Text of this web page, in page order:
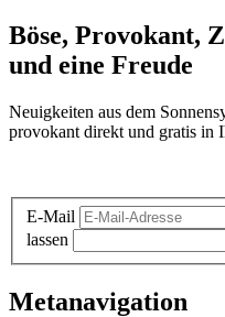
Böse, Provokant,
und eine Freude
Neuigkeiten aus dem
provokant direkt und gratis in
E-Mail
lassen
Metanavigation